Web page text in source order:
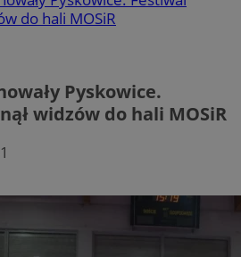
do hali MOSiR
Pyskowice.
widzów do hali MOSiR